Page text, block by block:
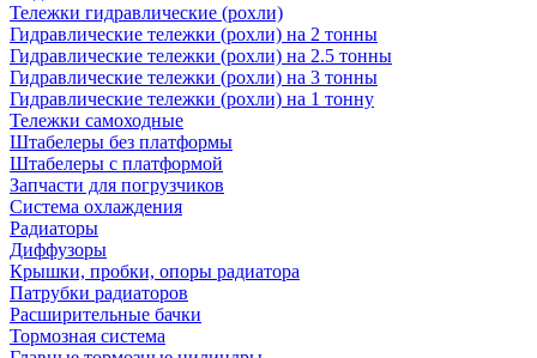
Тележки гидравлические (рохли)
Гидравлические тележки (рохли) на 2 тонны
Гидравлические тележки (рохли) на 2.5 тонны
Гидравлические тележки (рохли) на 3 тонны
Гидравлические тележки (рохли) на 1 тонну
Тележки самоходные
Штабелеры без платформы
Штабелеры с платформой
Запчасти для погрузчиков
Система охлаждения
Радиаторы
Диффузоры
Крышки, пробки, опоры радиатора
Патрубки радиаторов
Расширительные бачки
Тормозная система